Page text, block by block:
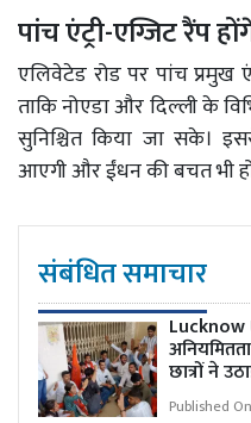
पांच एंट्री-एग्जिट रैंप
एलिवेटेड रोड पर पांच प्रमुख
ताकि नोएडा और दिल्ली के
सुनिश्चित किया जा सके।
आएगी और ईंधन की बचत भी
संबंधित समाचार
छात्रों ने
Published